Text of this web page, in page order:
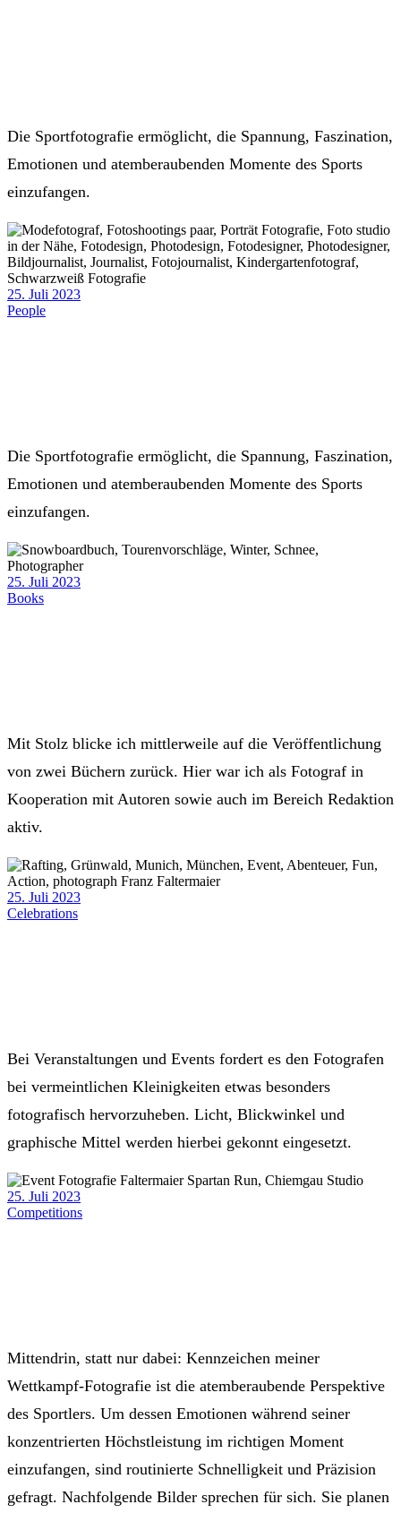
Die Sportfotografie ermöglicht, die Spannung, Faszination,
Emotionen und atemberaubenden Momente des Sports
einzufangen.
25. Juli 2023
People
Die Sportfotografie ermöglicht, die Spannung, Faszination,
Emotionen und atemberaubenden Momente des Sports
einzufangen.
25. Juli 2023
Books
Mit Stolz blicke ich mittlerweile auf die Veröffentlichung
von zwei Büchern zurück. Hier war ich als Fotograf in
Kooperation mit Autoren sowie auch im Bereich Redaktion
aktiv.
25. Juli 2023
Celebrations
Bei Veranstaltungen und Events fordert es den Fotografen
bei vermeintlichen Kleinigkeiten etwas besonders
fotografisch hervorzuheben. Licht, Blickwinkel und
graphische Mittel werden hierbei gekonnt eingesetzt.
25. Juli 2023
Competitions
Mittendrin, statt nur dabei: Kennzeichen meiner
Wettkampf-Fotografie ist die atemberaubende Perspektive
des Sportlers. Um dessen Emotionen während seiner
konzentrierten Höchstleistung im richtigen Moment
einzufangen, sind routinierte Schnelligkeit und Präzision
gefragt. Nachfolgende Bilder sprechen für sich. Sie planen